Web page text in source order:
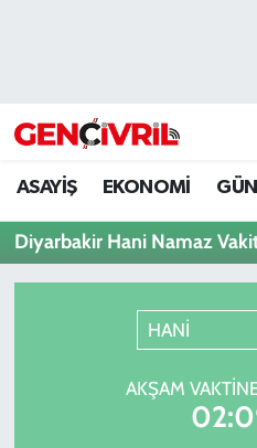
ASAYİŞ EKONOMİ
Diyarbakir Hani Namaz
HANİ
AKŞAM
DENİZLİ
EĞİTİM
EKONOMİ
GÜNDEM
Merkezefendi Trafik
Süper Lig Puan Durumu
Tüm Manşetler
Son Dakika Haberleri